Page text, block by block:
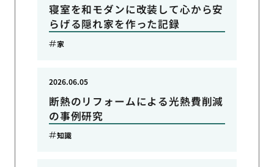
寝室を和モダンに改装して心から安
らげる隠れ家を作った記録
家
断熱のリフォームによる光熱費削減
の事例研究
2026.06.05
知識